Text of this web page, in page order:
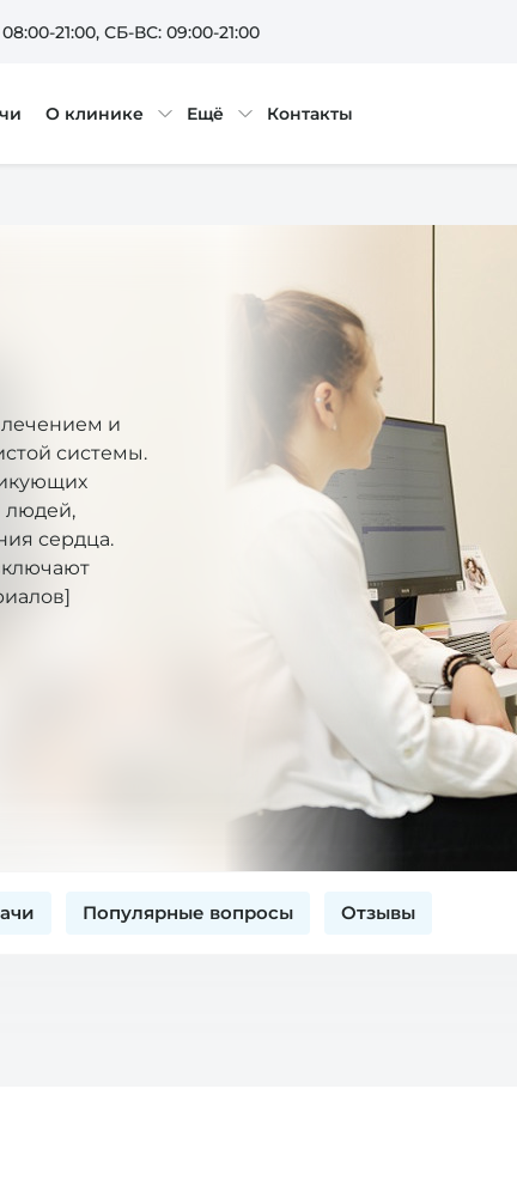
21:00, СБ-ВС: 09:00-21:00
О клинике Ещё Контакты
лечением и
системы.
людей,
сердца.
Популярные вопросы Отзывы